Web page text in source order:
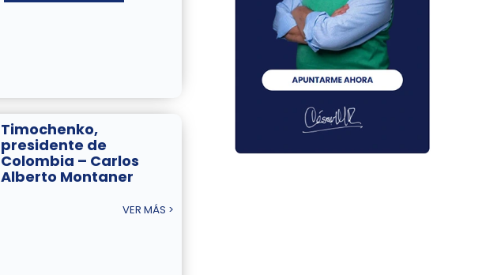
Timochenko,
presidente de
Colombia – Carlos
Alberto Montaner
VER MÁS >